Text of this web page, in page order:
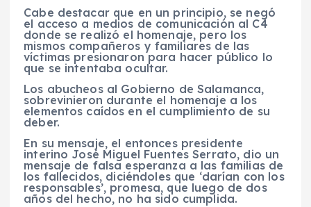
Cabe destacar que en un principio, se negó
el acceso a medios de comunicación al C4
donde se realizó el homenaje, pero los
mismos compañeros y familiares de las
víctimas presionaron para hacer público lo
que se intentaba ocultar.
Los abucheos al Gobierno de Salamanca,
sobrevinieron durante el homenaje a los
elementos caídos en el cumplimiento de su
deber.
En su mensaje, el entonces presidente
interino José Miguel Fuentes Serrato, dio un
mensaje de falsa esperanza a las familias de
los fallecidos, diciéndoles que ‘darían con los
responsables’, promesa, que luego de dos
años del hecho, no ha sido cumplida.